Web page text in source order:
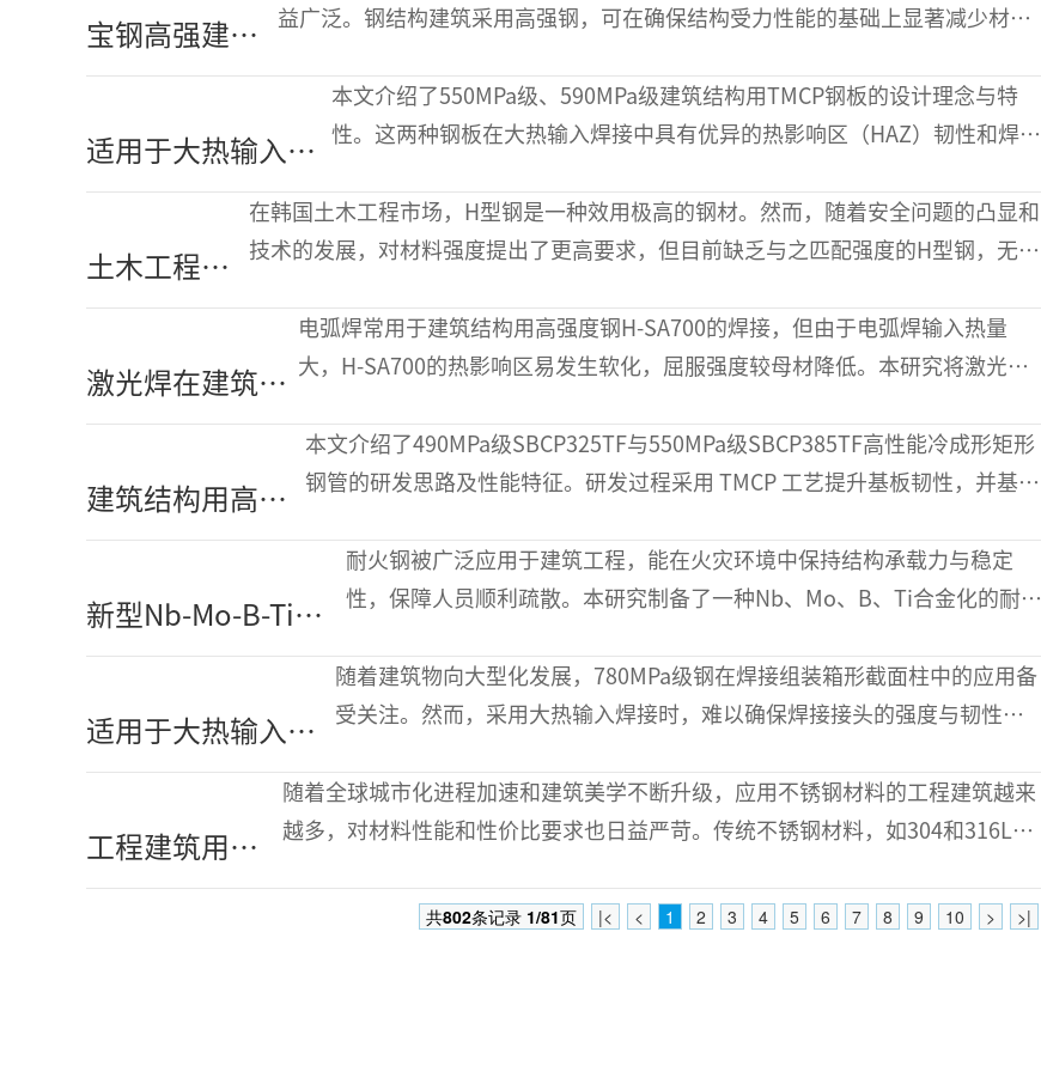
宝钢高强建筑
用钢焊接技术
益广泛。钢结构建筑采用高强钢，可在确保结构受力性能的基础上显著减少材料
适用于大热输入焊
接的建筑结构用
TMCP钢板的开发
本文介绍了550MPa级、590MPa级建筑结构用TMCP钢板的设计理念与特
性。这两种钢板在大热输入焊接中具有优异的热影响区（HAZ）韧性和焊接
土木工程专
用高强度H
在韩国土木工程市场，H型钢是一种效用极高的钢材。然而，随着安全问题的凸显和
技术的发展，对材料强度提出了更高要求，但目前缺乏与之匹配强度的H型钢，无法
激光焊在建筑结
构用H-SA700钢
电弧焊常用于建筑结构用高强度钢H-SA700的焊接，但由于电弧焊输入热量
大，H-SA700的热影响区易发生软化，屈服强度较母材降低。本研究将激光焊
建筑结构用高性
能冷成形矩形钢
本文介绍了490MPa级SBCP325TF与550MPa级SBCP385TF高性能冷成形矩形
钢管的研发思路及性能特征。研发过程采用 TMCP 工艺提升基板韧性，并基于
新型Nb-Mo-B-Ti耐
火钢的力学性能及
征
耐火钢被广泛应用于建筑工程，能在火灾环境中保持结构承载力与稳定
性，保障人员顺利疏散。本研究制备了一种Nb、Mo、B、Ti合金化的耐火
适用于大热输入焊
接的建筑结构用
780MPa级钢的开发
随着建筑物向大型化发展，780MPa级钢在焊接组装箱形截面柱中的应用备
受关注。然而，采用大热输入焊接时，难以确保焊接接头的强度与韧性。
工程建筑用经
济型高强度不
随着全球城市化进程加速和建筑美学不断升级，应用不锈钢材料的工程建筑越来
越多，对材料性能和性价比要求也日益严苛。传统不锈钢材料，如304和316L，
|< < 1 2 3 4 5 6 7 8 9 10 > >|
共802条记录 1/81页